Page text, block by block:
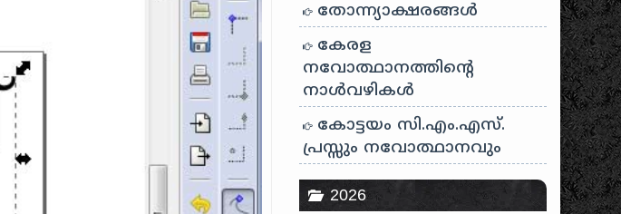
തോന്ന്യാക്ഷരങ്ങള്‍
കേരള
നവോത്ഥാനത്തിന്റെ
നാൾവഴികൾ
കോട്ടയം സി.എം.എസ്.
പ്രസ്സും നവോത്ഥാനവും
2026